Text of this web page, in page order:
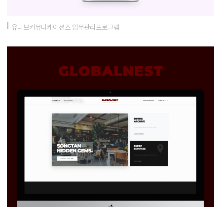
유니브커뮤니케이션즈 업무관리프로그램